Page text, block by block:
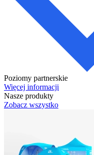
Poziomy partnerskie
Więcej informacji
Nasze produkty
Zobacz wszystko